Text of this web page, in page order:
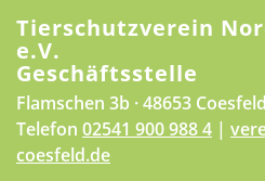
Tierschutzverein
e.V.
Geschäftsstelle
Flamschen 3b · 48653 Coesfeld
Telefon 02541 900 988 4 |
coesfeld.de